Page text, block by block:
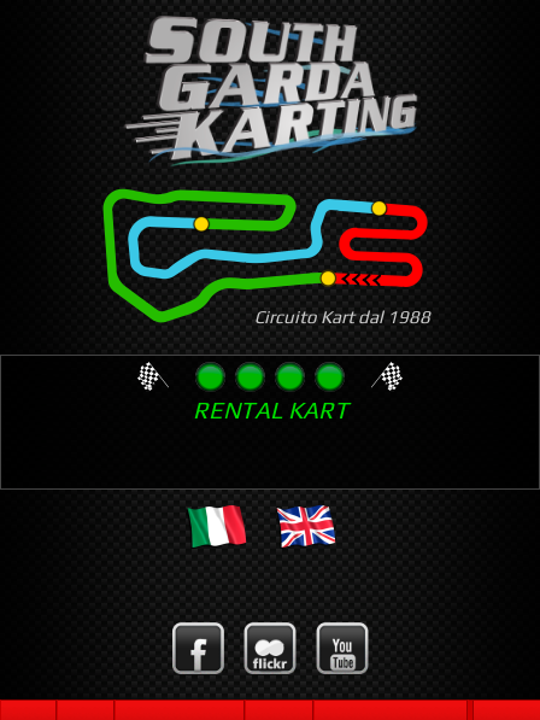
Skip
to
main
content
Circuito Kart dal 1988
RENTAL KART